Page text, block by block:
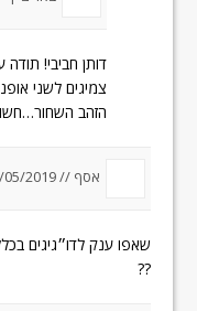
דותן חביבי!
צמיגים לשני
הזהב
אסף //2019 um 3:45
שאפו ענק לדו״גיגים
??